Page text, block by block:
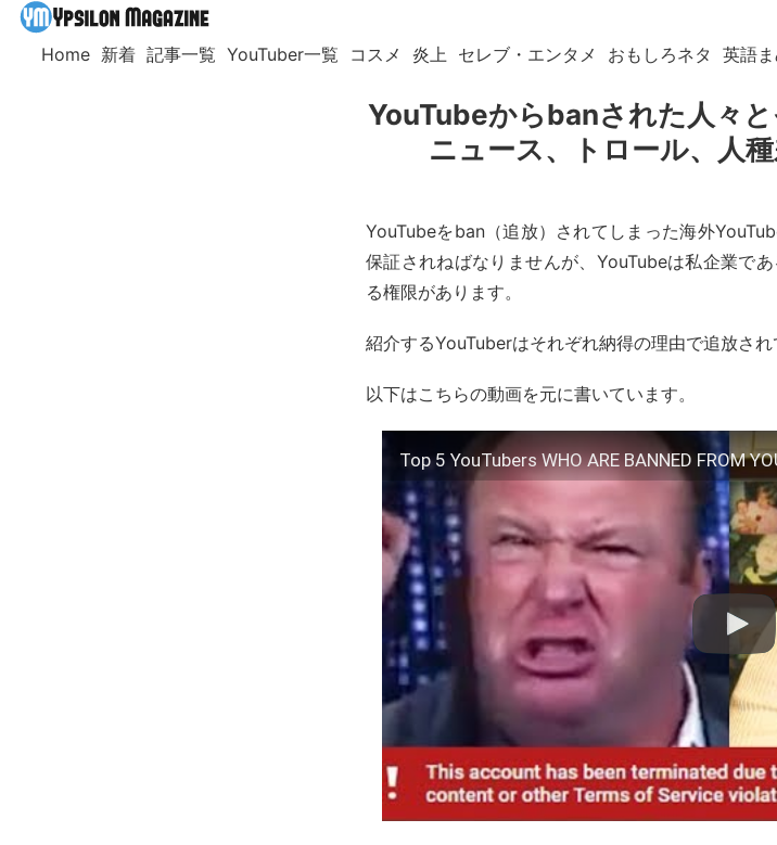
Home 新着 記事一覧 YouTuber一覧 コスメ 炎上 セレブ・エンタメ おもしろネタ 英語
YouTubeからbanされた人々
ニュース、トロール、人
YouTubeをban（追放）されてしまった海外
保証されねばなりませんが、YouTubeは私企業で
る権限があります。
紹介するYouTuberはそれぞれ納得の理由で追放され
以下はこちらの動画を元に書いています。
Top 5 YouTubers WHO ARE BANNED FROM